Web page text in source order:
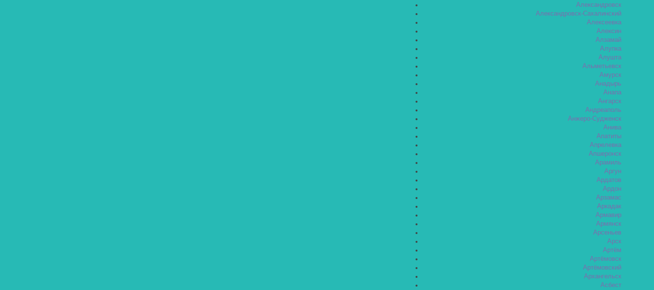
Александровск
Александровск-Сахалинский
Алексеевка
Алексин
Алзамай
Алупка
Алушта
Альметьевск
Амурск
Анадырь
Анапа
Ангарск
Андреаполь
Анжеро-Судженск
Анива
Апатиты
Апрелевка
Апшеронск
Арамиль
Аргун
Ардатов
Ардон
Арзамас
Аркадак
Армавир
Армянск
Арсеньев
Арск
Артём
Артёмовск
Артёмовский
Архангельск
Асбест